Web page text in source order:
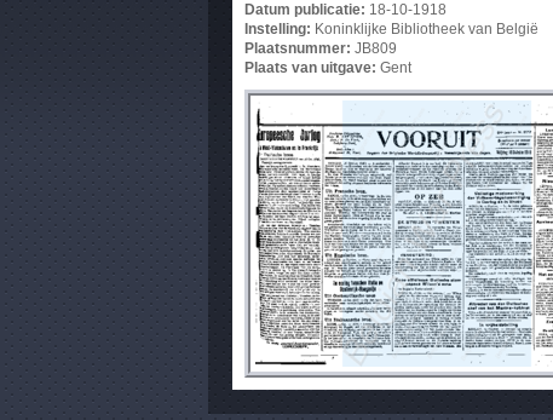
Datum publicatie: 18-10-1918
Instelling: Koninklijke Bibliotheek van België
Plaatsnummer: JB809
Plaats van uitgave: Gent